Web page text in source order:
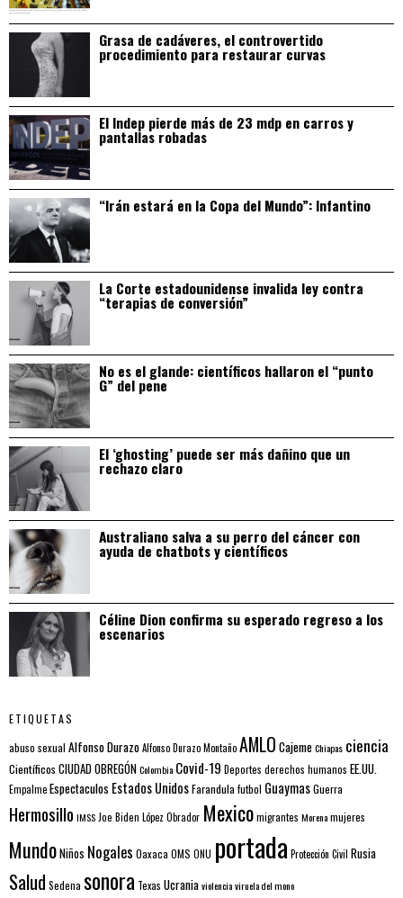
Grasa de cadáveres, el controvertido
procedimiento para restaurar curvas
El Indep pierde más de 23 mdp en carros y
pantallas robadas
“Irán estará en la Copa del Mundo”: Infantino
La Corte estadounidense invalida ley contra
“terapias de conversión”
No es el glande: científicos hallaron el “punto
G” del pene
El ‘ghosting’ puede ser más dañino que un
rechazo claro
Australiano salva a su perro del cáncer con
ayuda de chatbots y científicos
Céline Dion confirma su esperado regreso a los
escenarios
ETIQUETAS
abuso sexual Alfonso DurazoAlfonso Durazo MontañoAMLO CajemeChiapas ciencia
Científicos CIUDAD OBREGÓNColombia Covid-19 Deportes derechos humanos EE.UU.
EmpalmeEspectaculos Estados UnidosFarandulafutbol GuaymasGuerra
Hermosillo IMSS Joe Biden López Obrador Mexicomigrantes Morenamujeres
MundoNiños Nogales Oaxaca OMS ONU portada Protección Civil Rusia
Salud Sedena sonora Texas Ucraniaviolenciaviruela del mono